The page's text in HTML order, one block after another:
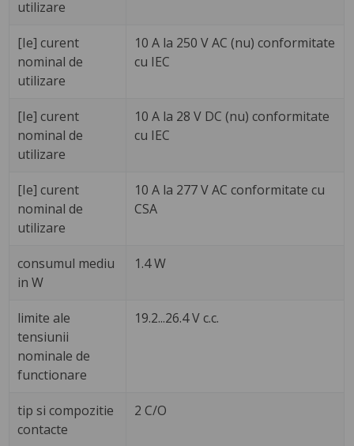
utilizare
[Ie] curent
nominal de
utilizare
10 A la 250 V AC (nu) conformitate
cu IEC
[Ie] curent
nominal de
utilizare
10 A la 28 V DC (nu) conformitate
cu IEC
[Ie] curent
nominal de
utilizare
10 A la 277 V AC conformitate cu
CSA
consumul mediu
in W
1.4 W
limite ale
tensiunii
nominale de
functionare
19.2...26.4 V c.c.
tip si compozitie
contacte
2 C/O